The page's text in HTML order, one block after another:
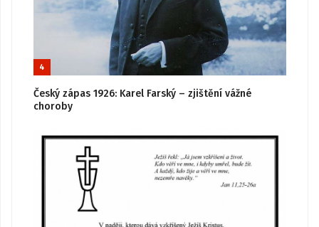
4
Český zápas 1926: Karel Farský – zjištění vážné
choroby